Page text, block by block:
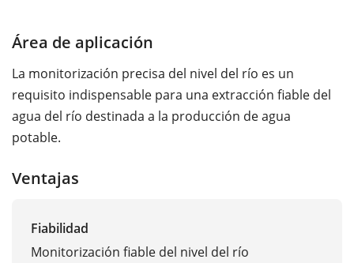
Área de aplicación
La monitorización precisa del nivel del río es un
requisito indispensable para una extracción fiable del
agua del río destinada a la producción de agua
potable.
Ventajas
Fiabilidad
Monitorización fiable del nivel del río